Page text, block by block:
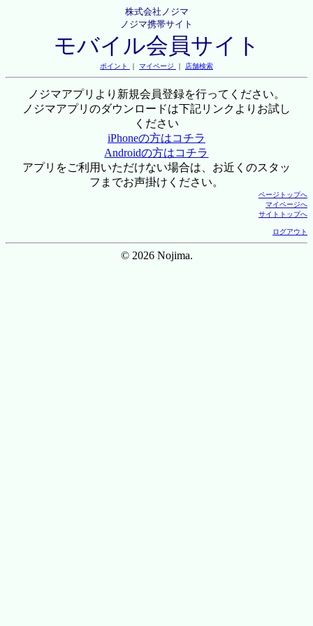
株式会社ノジマ
ノジマ携帯サイト
モバイル会員サイト
ポイント ｜ マイページ ｜ 店舗検索
ノジマアプリより新規会員登録を行ってください。
ノジマアプリのダウンロードは下記リンクよりお試し
ください
iPhoneの方はコチラ
Androidの方はコチラ
アプリをご利用いただけない場合は、お近くのスタッ
フまでお声掛けください。
ページトップへ
マイページへ
サイトトップへ
ログアウト
© 2026 Nojima.